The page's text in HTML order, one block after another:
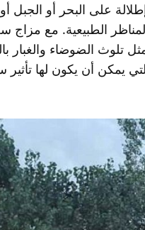
إطلالة على البحر أو
الطبيعية. مع مزاج
مثل تلوث الضوضاء